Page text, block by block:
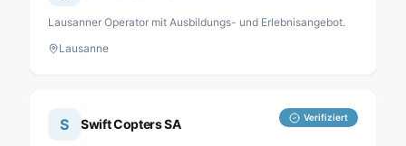
Lausanner Operator mit Ausbildungs- und Erlebnisangebot.
Lausanne
S Swift Copters SA Verifiziert